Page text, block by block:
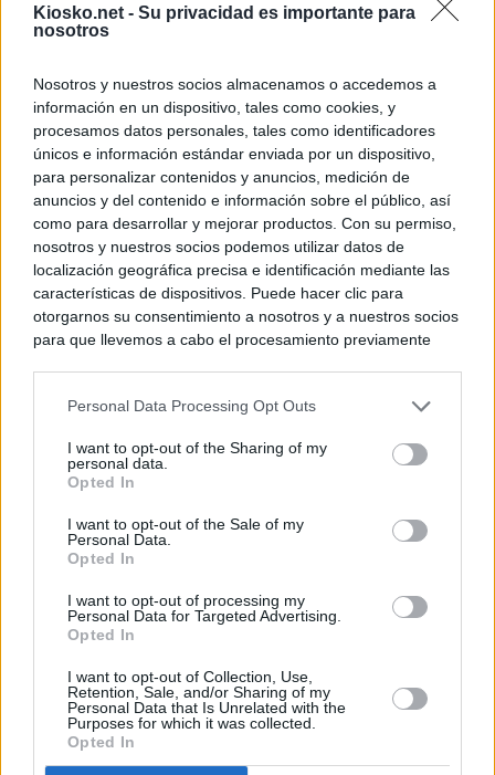
Kiosko.net - Su privacidad es importante para
nosotros
Nosotros y nuestros socios almacenamos o accedemos a
información en un dispositivo, tales como cookies, y
procesamos datos personales, tales como identificadores
únicos e información estándar enviada por un dispositivo,
para personalizar contenidos y anuncios, medición de
anuncios y del contenido e información sobre el público, así
como para desarrollar y mejorar productos. Con su permiso,
nosotros y nuestros socios podemos utilizar datos de
localización geográfica precisa e identificación mediante las
características de dispositivos. Puede hacer clic para
otorgarnos su consentimiento a nosotros y a nuestros socios
para que llevemos a cabo el procesamiento previamente
negar su consentimiento. Tenga en cuenta que algún
de su consentimiento, pero usted tiene el derecho de
rechazar tal procesamiento. Sus preferencias se aplicarán
cualquier momento entrando de nuevo en este sitio web o
visitando nuestra política de privacidad.
Personal Data Processing Opt Outs
I want to opt-out of the Sharing of my
personal data.
Opted In
I want to opt-out of the Sale of my
Personal Data.
Opted In
I want to opt-out of processing my
Personal Data for Targeted Advertising.
Opted In
I want to opt-out of Collection, Use,
Retention, Sale, and/or Sharing of my
Personal Data that Is Unrelated with the
Purposes for which it was collected.
Opted In